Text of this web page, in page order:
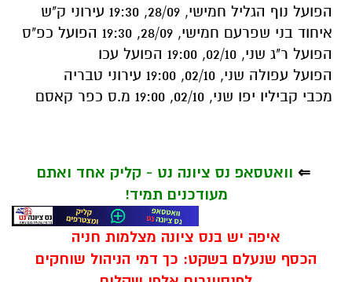
הפועל נוף הגליל חמישי, 28/09, 19:30 עירוני ק"ש
איחוד בני שפרעם חמישי, 28/09, 19:30 הפועל כפ"ס
הפועל ר"ג שני, 02/10, 19:00 הפועל עכו
הפועל עפולה שני, 02/10, 19:00 עירוני טבריה
מכבי קביליו יפו שני, 02/10, 19:00 מ.ס כפר קאסם
⇐ וואטסאפ נס ציונה נט - קליק אחד ואתם
מעודכנים תמיד!
איפה יש בנס ציונה מצלמות חניה
הכסף שנעלם בשקט: כך דמי הניהול שוחקים